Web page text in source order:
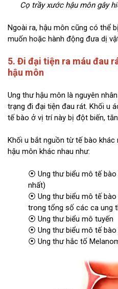
Cọ trầy xước hậu môn gây
Ngoài ra, hậu môn cũng có thể
muốn hoặc hành động đưa dị
5. Đi đại tiện ra máu đau
hậu môn
Ung thư hậu môn là nguyên
trạng đi đại tiện đau rát. Khối u
tế bào ở vị trí này bị đột biến,
Khối u bắt nguồn từ tế bào
hậu môn khác nhau như:
⦿ Ung thư biểu mô tế
nhất)
⦿ Ung thư biểu mô tế bào
trong tổng số các ca ung
⦿ Ung thư biểu mô tuyến
⦿ Ung thư biểu mô tế bào
⦿ Ung thư hắc tố